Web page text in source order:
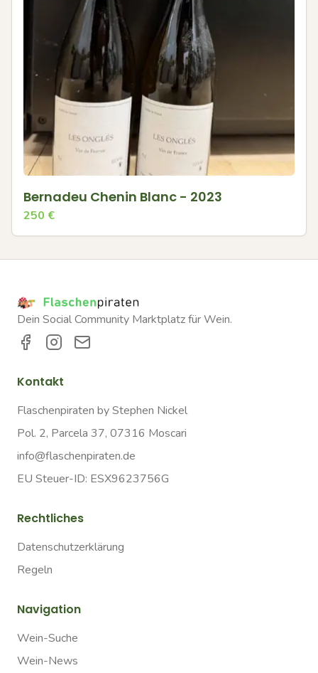
Bernadeu Chenin Blanc - 2023
250 €
Dein Social Community Marktplatz für Wein.
Kontakt
Flaschenpiraten by Stephen Nickel
Pol. 2, Parcela 37, 07316 Moscari
info@flaschenpiraten.de
EU Steuer-ID: ESX9623756G
Rechtliches
Datenschutzerklärung
Regeln
Navigation
Wein-Suche
Wein-News